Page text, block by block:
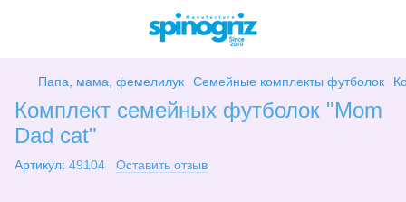
Папа, мама, фемелилук Семейные комплекты футболок
Комплект семейных футболок "Mom
Dad cat"
Артикул: 49104 Оставить отзыв